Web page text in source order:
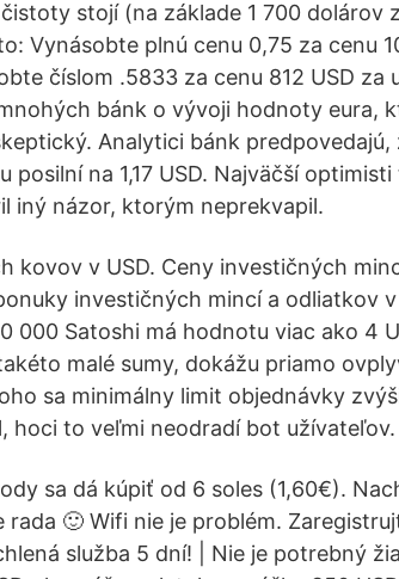
stojí (na základe 1 700 dolárov
Vynásobte plnú cenu 0,75 za cenu
číslom .5833 za cenu 812 USD za
bánk o vývoji hodnoty eura,
Analytici bánk predpovedajú,
posilní na 1,17 USD. Najväčší
iný názor, ktorým neprekvapil.
kovov v USD. Ceny investičných
investičných mincí a odliatkov
000 Satoshi má hodnotu viac ako 4
malé sumy, dokážu priamo
sa minimálny limit objednávky
hoci to veľmi neodradí bot užívateľov.
sa dá kúpiť od 6 soles (1,60€).
rada 🙂 Wifi nie je problém.
služba 5 dní! | Nie je potrebný